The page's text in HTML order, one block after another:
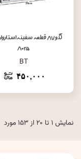
۸۰۲۵
BT
۴۵۰,۰۰۰
نمایش ۱ تا ۲۰ از ۱۵۳ مورد